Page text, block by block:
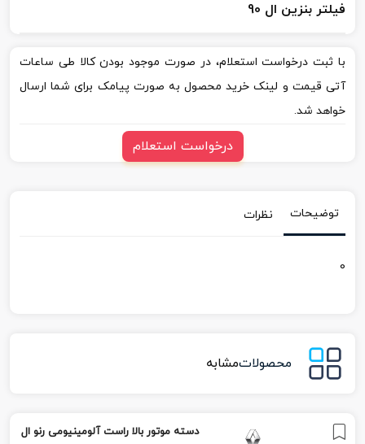
فیلتر بنزین ال 90
با ثبت درخواست استعلام، در صورت موجود بودن کالا طی ساعات
آتی قیمت و لینک خرید محصول به صورت پیامک برای شما ارسال
خواهد شد.
درخواست استعلام
توضیحات نظرات
0
محصولاتمشابه
دسته موتور بالا راست آلومینیومی رنو ال